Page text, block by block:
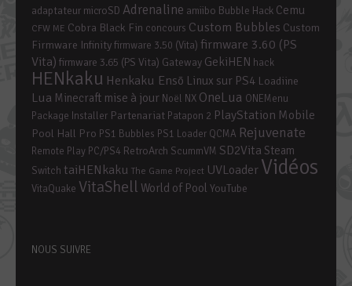
adaptateur microSD Adrenaline amiibo Bubble Hack Cemu
CFW ME Cobra Black Fin concours Custom Bubbles Custom
Firmware Infinityfirmware 3.50 (Vita) firmware 3.60 (PS
Vita) firmware 3.65 (PS Vita) Gateway GekiHEN hack
HENkaku Henkaku Ensō Linux sur PS4 Loadiine
Lua Minecraft mise à jour Noël NX OneLua ONEMenu
Package Installer Partenariat Patapon 2 PlayStation Mobile
Pool Hall Pro PS1 Bubbles PS1 Loader QCMA Rejuvenate
Remote Play PC/PS4 RetroArch ScummVM SD2Vita Steam
Switch taiHENkaku The Game Project UVLoader Vidéos
VitaQuake VitaShell World of Pool YouTube
NOUS SUIVRE